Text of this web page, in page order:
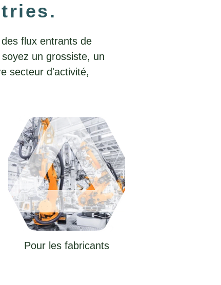
flux entrants de
un grossiste, un
secteur d'activité,
Pour les fabricants